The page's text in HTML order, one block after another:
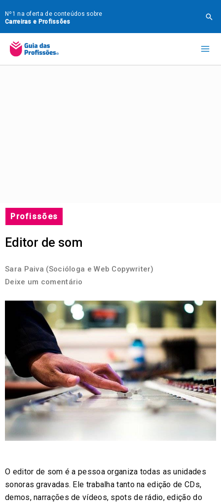
para
o
conteúdo
Nº1 na oferta de conteúdos sobre
Carreiras e Profissões
Profissões
Editor de som
Sara Paiva (Socióloga e Web Copywriter)
Deixe um comentário
O editor de som é a pessoa organiza todas as unidades
sonoras gravadas. Ele trabalha tanto na edição de CDs,
demos, narrações de vídeos, spots de rádio, edição do